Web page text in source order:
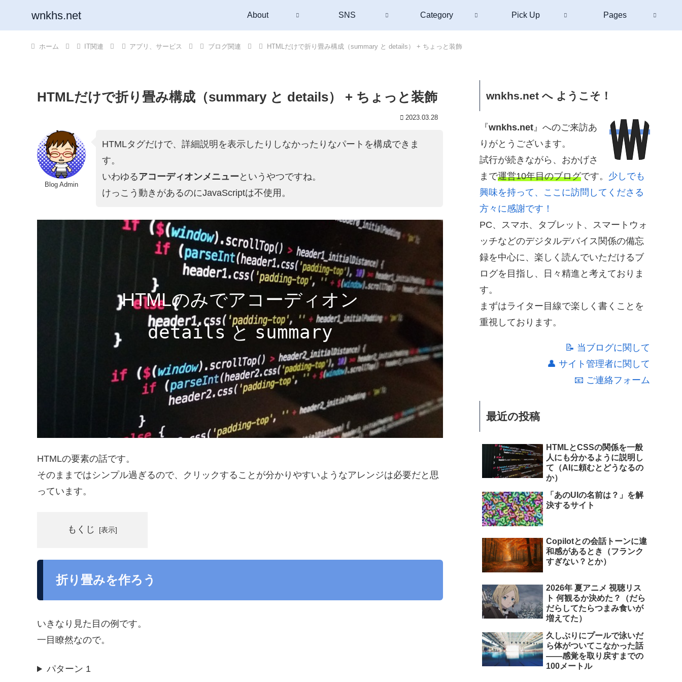
wnkhs.net About SNS Category Pick Up Pages
ホーム IT関連 アプリ、サービス ブログ関連 HTMLだけで折り畳み構成（summary と details） + ちょっと装飾
HTMLだけで折り畳み構成（summary と details） + ちょっと装飾
2023.03.28
Blog Admin
HTMLタグだけで、詳細説明を表示したりしなかったりなパートを構成できま
す。
いわゆるアコーディオンメニューというやつですね。
けっこう動きがあるのにJavaScriptは不使用。
HTMLのみでアコーディオン
details とsummary
HTMLの要素の話です。
そのままではシンプル過ぎるので、クリックすることが分かりやすいようなアレンジは必要だと思
っています。
もくじ
折り畳みを作ろう
いきなり見た目の例です。
一目瞭然なので。
パターン 1
wnkhs.net へ ようこそ！
『wnkhs.net 』へのご来訪あ
りがとうございます。
試行が続きながら、おかげさ
まで運営10年目のブログです。 少しでも
興味を持って、ここに訪問してくださる
方々に感謝です！
PC、スマホ、タブレット、スマートウォ
ッチなどのデジタルデバイス関係の備忘
録を中心に、楽しく読んでいただけるブ
ログを目指し、日々精進と考えておりま
す。
まずはライター目線で楽しく書くことを
重視しております。
📝 当ブログに関して
👤 サイト管理者に関して
📧 ご連絡フォーム
最近の投稿
HTMLとCSSの関係を一般
人にも分かるように説明し
て（AIに頼むとどうなるの
か）
「あのUIの名前は？」を解
決するサイト
Copilotとの会話トーンに違
和感があるとき（フランク
すぎない？とか）
2026年 夏アニメ 視聴リス
ト 何観るか決めた？（だら
だらしてたらつまみ食いが
増えてた）
久しぶりにプールで泳いだ
ら体がついてこなかった話
――感覚を取り戻すまでの
100メートル